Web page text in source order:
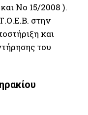
Νο 15/2008 ).
στην
και
του